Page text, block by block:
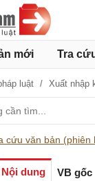
mới Tra
luật Xuất nhập
cứu văn bản (phiên
Nội dung VB gốc